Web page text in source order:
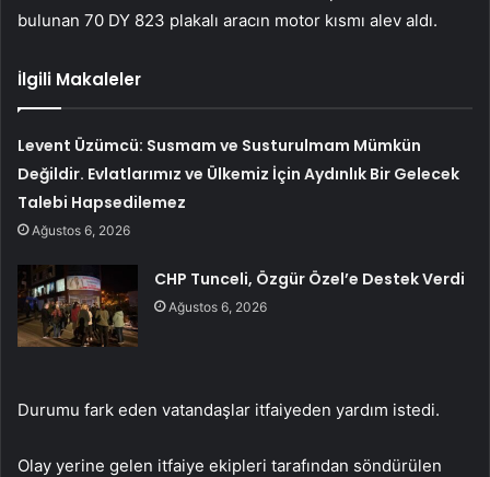
bulunan 70 DY 823 plakalı aracın motor kısmı alev aldı.
İlgili Makaleler
Levent Üzümcü: Susmam ve Susturulmam Mümkün
Değildir. Evlatlarımız ve Ülkemiz İçin Aydınlık Bir Gelecek
Talebi Hapsedilemez
Ağustos 6, 2026
CHP Tunceli, Özgür Özel’e Destek Verdi
Ağustos 6, 2026
Durumu fark eden vatandaşlar itfaiyeden yardım istedi.
Olay yerine gelen itfaiye ekipleri tarafından söndürülen